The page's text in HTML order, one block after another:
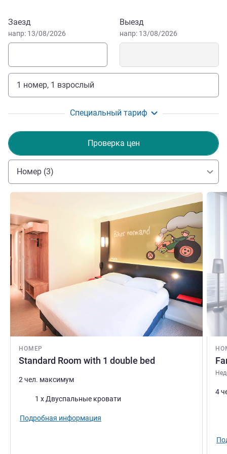
Забронировать этот отель
Заезд
напр: 13/08/2026
Выезд
напр: 13/08/2026
1 номер, 1 взрослый
Специальный тариф
Проверка цен
Номер (3)
НОМЕР
Standard Room with 1 double bed
Подробная информация
2 чел. максимум
Постель1 x Двуспальные кровати
Подробная информация
4